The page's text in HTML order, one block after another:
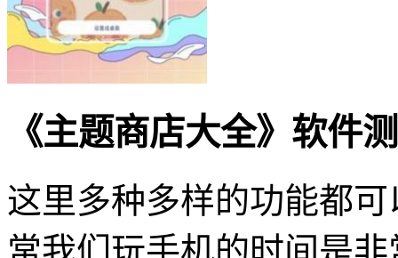
《主题商店大全》软件
这里多种多样的功能都